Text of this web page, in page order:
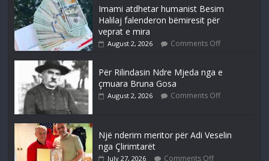
Imami atdhetar humanist Besim
Halilaj falenderon bëmiresit për
veprat e mira
August 2, 2026 Comments Off
Për Rilindasin Ndre Mjeda nga e
çmuara Bruna Gosa
August 2, 2026 Comments Off
Një nderim meritor për Adi Veselin
nga Çlirimtarët
July 27, 2026 Comments Off